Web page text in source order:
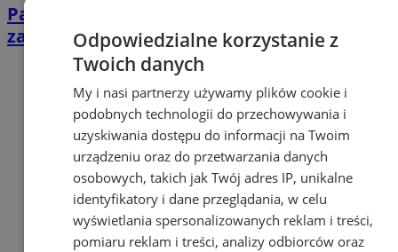
Parking przy szkole dostępny na czas
zamknięcia ul. Rybnickiej w Orzeszu
Odpowiedzialne korzystanie z
Twoich danych
My i nasi partnerzy używamy plików cookie i
podobnych technologii do przechowywania i
uzyskiwania dostępu do informacji na Twoim
urządzeniu oraz do przetwarzania danych
osobowych, takich jak Twój adres IP, unikalne
identyfikatory i dane przeglądania, w celu
wyświetlania spersonalizowanych reklam i treści,
pomiaru reklam i treści, analizy odbiorców oraz